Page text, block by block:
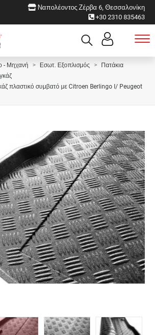
Ναπολέοντος Ζέρβα 6, Θεσσαλονίκη
+30 2310 835463
- Μηχανή Εσωτ. Εξοπλισμός
Πατάκια
πλαστικό συμβατό με Citroen Berlingo I/ Peugeot